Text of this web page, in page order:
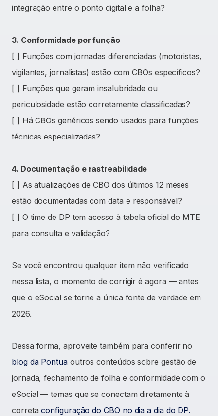
integração entre o ponto digital e a folha?
3. Conformidade por função
[ ] Funções com jornadas diferenciadas (motoristas,
vigilantes, jornalistas) estão com CBOs específicos?
[ ] Funções que geram insalubridade ou
periculosidade estão corretamente classificadas?
[ ] Há CBOs genéricos sendo usados para funções
técnicas especializadas?
4. Documentação e rastreabilidade
[ ] As atualizações de CBO dos últimos 12 meses
estão documentadas com data e responsável?
[ ] O time de DP tem acesso à tabela oficial do MTE
para consulta e validação?
Se você encontrou qualquer item não verificado
nessa lista, o momento de corrigir é agora — antes
que o eSocial se torne a única fonte de verdade em
2026.
Dessa forma, aproveite também para conferir no
blog da Pontuaoutros conteúdos sobre gestão de
jornada, fechamento de folha e conformidade com o
eSocial — temas que se conectam diretamente à
corretaconfiguração do CBO no dia a dia do DP.